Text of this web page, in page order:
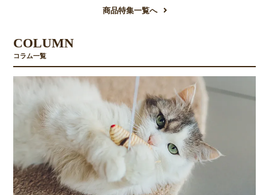
商品特集一覧へ
COLUMN
コラム一覧